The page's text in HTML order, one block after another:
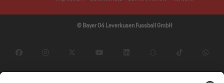
© Bayer 04 Leverkusen Fussball GmbH